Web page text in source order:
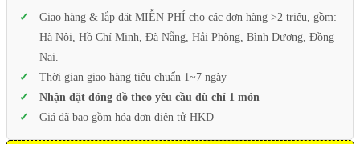
Giao hàng & lắp đặt MIỄN PHÍ cho các đơn hàng >2 triệu, gồm:
Hà Nội, Hồ Chí Minh, Đà Nẵng, Hải Phòng, Bình Dương, Đồng
Nai.
Thời gian giao hàng tiêu chuẩn 1~7 ngày
Nhận đặt đóng đồ theo yêu cầu dù chỉ 1 món
Giá đã bao gồm hóa đơn điện tử HKD